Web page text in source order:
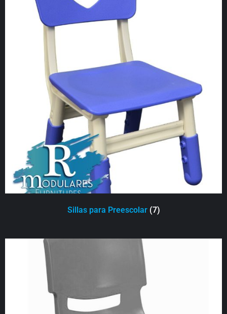
Sillas para Preescolar (7)